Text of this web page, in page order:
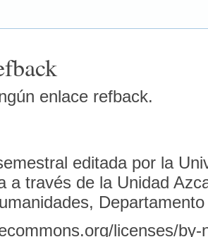
enlace refback.
editada por la
a través de la Unidad
licenses/by-